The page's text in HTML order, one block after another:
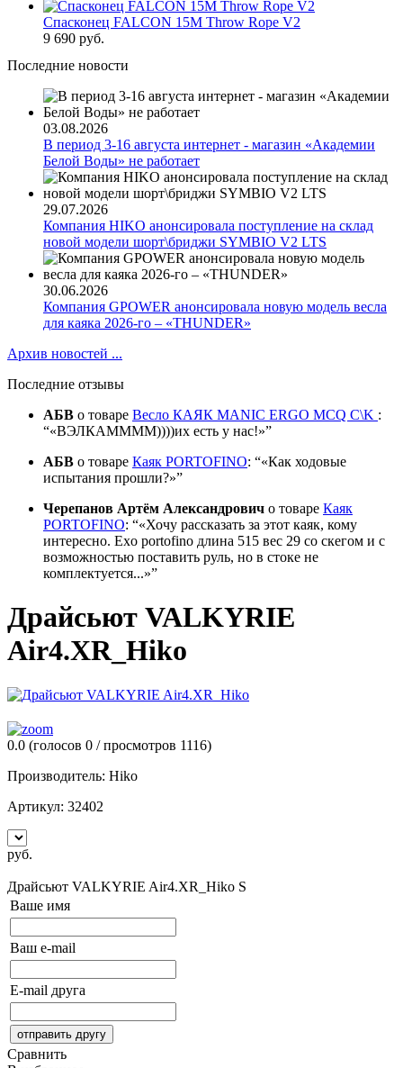
Спасконец FALCON 15M Throw Rope V2
9 690 руб.
Последние новости
03.08.2026
В период 3-16 августа интернет - магазин «Академии
Белой Воды» не работает
29.07.2026
Компания HIKO анонсировала поступление на склад
новой модели шорт\бриджи SYMBIO V2 LTS
30.06.2026
Компания GPOWER анонсировала новую модель весла
для каяка 2026-го – «THUNDER»
Архив новостей ...
Последние отзывы
АБВ о товаре Весло КАЯК MANIC ERGO MCQ C\K :
«ВЭЛКАММММ))))их есть у нас!»
АБВ о товаре Каяк PORTOFINO:
«Как ходовые
испытания прошли?»
Черепанов Артём Александрович о товаре Каяк
PORTOFINO:
«Хочу рассказать за этот каяк, кому
интересно. Exo portofino длина 515 вес 29 со скегом и с
возможностью поставить руль, но в стоке не
комплектуется...»
Драйсьют VALKYRIE
Air4.XR_Hiko
0.0 (голосов 0 / просмотров 1116)
Производитель: Hiko
Артикул: 32402
руб.
Драйсьют VALKYRIE Air4.XR_Hiko S
Ваше имя
Ваш e-mail
E-mail друга
Сравнить